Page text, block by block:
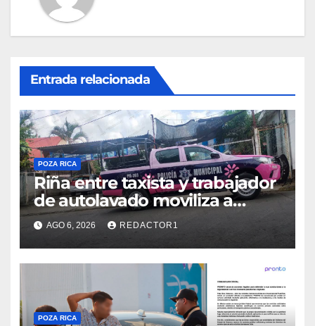
Entrada relacionada
POZA RICA
Riña entre taxista y trabajador
de autolavado moviliza a
policías en Poza Rica
AGO 6, 2026 REDACTOR1
POZA RICA